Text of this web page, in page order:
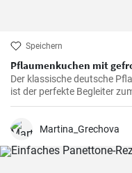
Speichern
Pflaumenkuchen mit
Der klassische deutsche
ist der perfekte Begleiter
kombiniert mit der Süße
Martina_Grechova